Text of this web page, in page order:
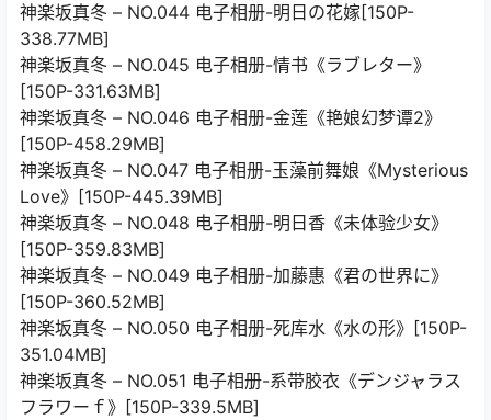
神楽坂真冬 – NO.044 电子相册-明日の花嫁[150P-
338.77MB]
神楽坂真冬 – NO.045 电子相册-情书《ラブレター》
[150P-331.63MB]
神楽坂真冬 – NO.046 电子相册-金莲《艳娘幻梦谭2》
[150P-458.29MB]
神楽坂真冬 – NO.047 电子相册-玉藻前舞娘《Mysterious
Love》[150P-445.39MB]
神楽坂真冬 – NO.048 电子相册-明日香《未体验少女》
[150P-359.83MB]
神楽坂真冬 – NO.049 电子相册-加藤惠《君の世界に》
[150P-360.52MB]
神楽坂真冬 – NO.050 电子相册-死库水《水の形》[150P-
351.04MB]
神楽坂真冬 – NO.051 电子相册-系带胶衣《デンジャラス
フラワーｆ》[150P-339.5MB]